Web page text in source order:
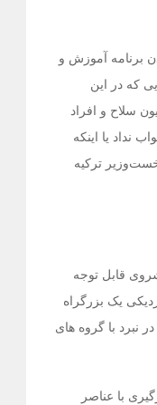
برنامه آموزش و
که در این
سلاح و افراد
نداد یا اینکه
ترکیه
قابل توجه
یک بزرگراه
نبرد با گروه های
با عناصر